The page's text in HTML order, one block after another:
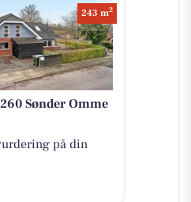
243 m2
Sønder Omme
på din